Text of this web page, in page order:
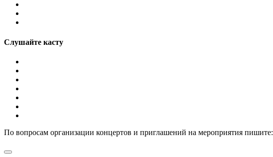
Слушайте касту
По вопросам организации концертов и приглашений на мероприятия пишите: